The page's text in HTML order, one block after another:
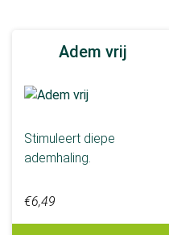
Traditie
Ingrediënten
Acerolasapkorrels
Appel
Basilicum
Adem vrij
Stimuleert diepe
ademhaling.
€6,49